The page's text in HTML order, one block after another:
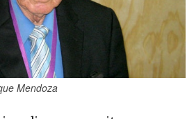
Mendoza